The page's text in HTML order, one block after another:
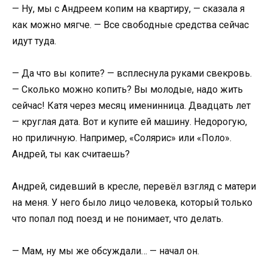
— Ну, мы с Андреем копим на квартиру, — сказала я
как можно мягче. — Все свободные средства сейчас
идут туда.
— Да что вы копите? — всплеснула руками свекровь.
— Сколько можно копить? Вы молодые, надо жить
сейчас! Катя через месяц именинница. Двадцать лет
— круглая дата. Вот и купите ей машину. Недорогую,
но приличную. Например, «Солярис» или «Поло».
Андрей, ты как считаешь?
Андрей, сидевший в кресле, перевёл взгляд с матери
на меня. У него было лицо человека, который только
что попал под поезд и не понимает, что делать.
— Мам, ну мы же обсуждали… — начал он.